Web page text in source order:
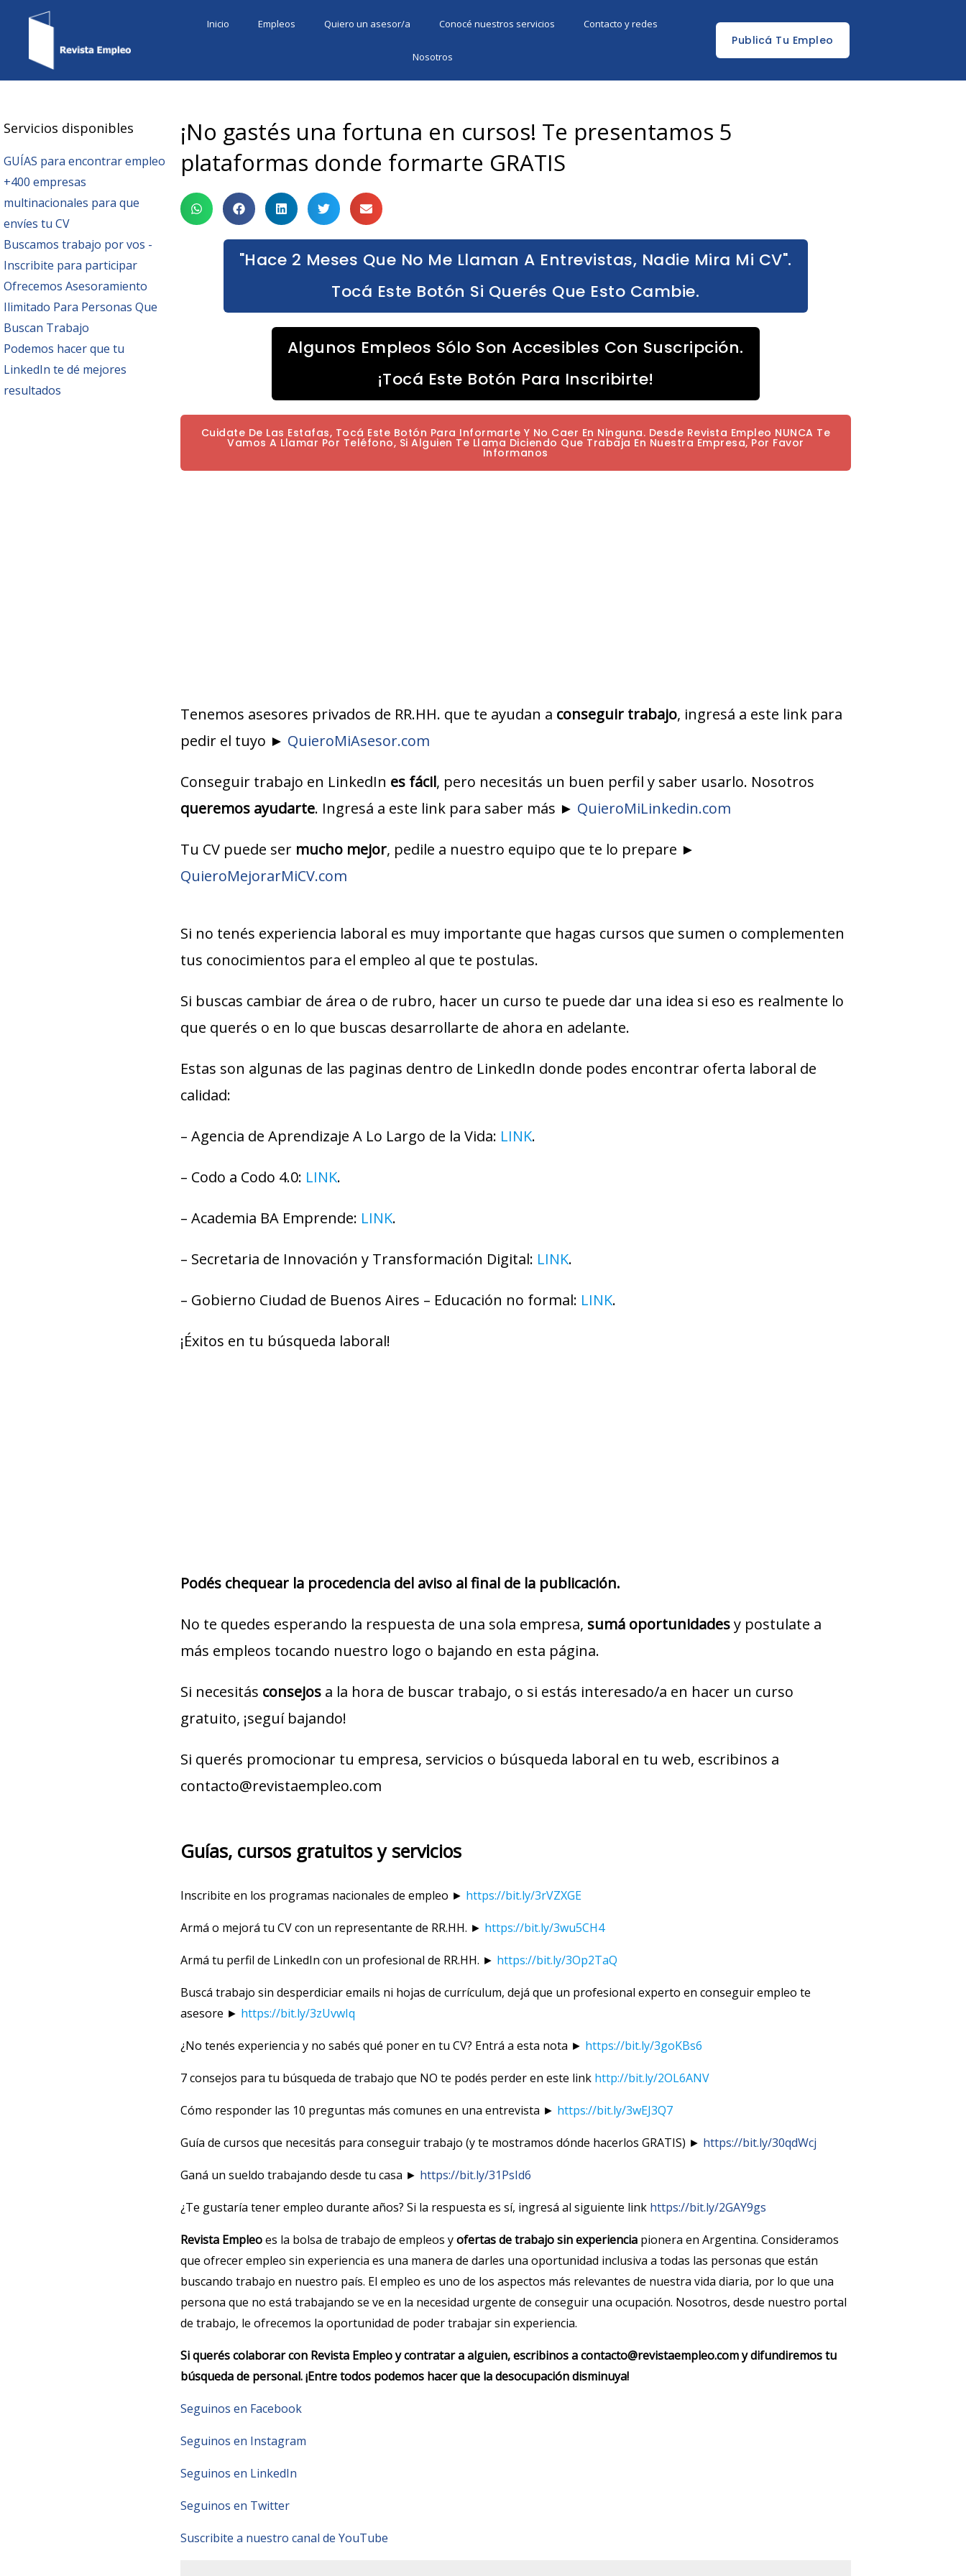
Inicio Empleos Quiero un asesor/a Conocé nuestros servicios Contacto y redes
Nosotros
Publicá Tu Empleo
Servicios disponibles
GUÍAS para encontrar empleo
+400 empresas
multinacionales para que
envíes tu CV
Buscamos trabajo por vos -
Inscribite para participar
Ofrecemos Asesoramiento
Ilimitado Para Personas Que
Buscan Trabajo
Podemos hacer que tu
LinkedIn te dé mejores
resultados
¡No gastés una fortuna en cursos! Te presentamos 5
plataformas donde formarte GRATIS
"Hace 2 Meses Que No Me Llaman A Entrevistas, Nadie Mira Mi CV".
Tocá Este Botón Si Querés Que Esto Cambie.
Algunos Empleos Sólo Son Accesibles Con Suscripción.
¡Tocá Este Botón Para Inscribirte!
Cuidate De Las Estafas, Tocá Este Botón Para Informarte Y No Caer En Ninguna. Desde Revista Empleo NUNCA Te
Vamos A Llamar Por Teléfono, Si Alguien Te Llama Diciendo Que Trabaja En Nuestra Empresa, Por Favor
Informanos
Tenemos asesores privados de RR.HH. que te ayudan a conseguir trabajo, ingresá a este link para
pedir el tuyo ► QuieroMiAsesor.com
Conseguir trabajo en LinkedIn es fácil, pero necesitás un buen perfil y saber usarlo. Nosotros
queremos ayudarte. Ingresá a este link para saber más ► QuieroMiLinkedin.com
Tu CV puede ser mucho mejor, pedile a nuestro equipo que te lo prepare ►
QuieroMejorarMiCV.com
Si no tenés experiencia laboral es muy importante que hagas cursos que sumen o complementen
tus conocimientos para el empleo al que te postulas.
Si buscas cambiar de área o de rubro, hacer un curso te puede dar una idea si eso es realmente lo
que querés o en lo que buscas desarrollarte de ahora en adelante.
Estas son algunas de las paginas dentro de LinkedIn donde podes encontrar oferta laboral de
calidad:
– Agencia de Aprendizaje A Lo Largo de la Vida: LINK.
– Codo a Codo 4.0: LINK.
– Academia BA Emprende: LINK.
– Secretaria de Innovación y Transformación Digital: LINK.
– Gobierno Ciudad de Buenos Aires – Educación no formal: LINK.
¡Éxitos en tu búsqueda laboral!
Podés chequear la procedencia del aviso al final de la publicación.
No te quedes esperando la respuesta de una sola empresa, sumá oportunidadesy postulate a
más empleos tocando nuestro logo o bajando en esta página.
Si necesitás consejosa la hora de buscar trabajo, o si estás interesado/a en hacer un curso
gratuito, ¡seguí bajando!
Si querés promocionar tu empresa, servicios o búsqueda laboral en tu web, escribinos a
contacto@revistaempleo.com
Guías, cursos gratuitos y servicios
Inscribite en los programas nacionales de empleo ► https://bit.ly/3rVZXGE
Armá o mejorá tu CV con un representante de RR.HH. ► https://bit.ly/3wu5CH4
Armá tu perfil de LinkedIn con un profesional de RR.HH. ► https://bit.ly/3Op2TaQ
Buscá trabajo sin desperdiciar emails ni hojas de currículum, dejá que un profesional experto en conseguir empleo te
asesore ► https://bit.ly/3zUvwIq
¿No tenés experiencia y no sabés qué poner en tu CV? Entrá a esta nota ► https://bit.ly/3goKBs6
7 consejos para tu búsqueda de trabajo que NO te podés perder en este link http://bit.ly/2OL6ANV
Cómo responder las 10 preguntas más comunes en una entrevista ► https://bit.ly/3wEJ3Q7
Guía de cursos que necesitás para conseguir trabajo (y te mostramos dónde hacerlos GRATIS) ► https://bit.ly/30qdWcj
Ganá un sueldo trabajando desde tu casa ► https://bit.ly/31PsId6
¿Te gustaría tener empleo durante años? Si la respuesta es sí, ingresá al siguiente link https://bit.ly/2GAY9gs
Revista Empleoes la bolsa de trabajo de empleos yofertas de trabajo sin experienciapionera en Argentina. Consideramos
que ofrecer empleo sin experiencia es una manera de darles una oportunidad inclusiva a todas las personas que están
buscando trabajo en nuestro país. El empleo es uno de los aspectos más relevantes de nuestra vida diaria, por lo que una
persona que no está trabajando se ve en la necesidad urgente de conseguir una ocupación. Nosotros, desde nuestro portal
de trabajo, le ofrecemos la oportunidad de poder trabajar sin experiencia.
Si querés colaborar con Revista Empleo y contratar a alguien, escribinos a contacto@revistaempleo.com y difundiremos tu
búsqueda de personal. ¡Entre todos podemos hacer que la desocupación disminuya!
Seguinos en Facebook
Seguinos en Instagram
Seguinos en LinkedIn
Seguinos en Twitter
Suscribite a nuestro canal de YouTube